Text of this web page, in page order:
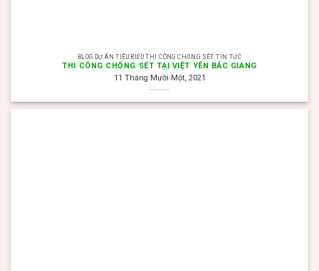
BLOG DỰ ÁN TIÊU BIỂU THI CÔNG CHỐNG SÉT TIN TỨC
THI CÔNG CHỐNG SÉT TẠI VIỆT YÊN BẮC GIANG
11 Tháng Mười Một, 2021